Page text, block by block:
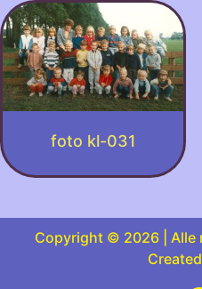
foto kl-031
Copyright © 2026 | Alle